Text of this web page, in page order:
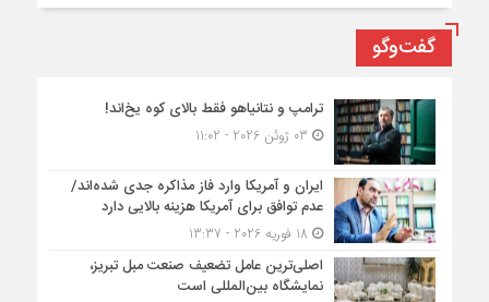
گفت‌وگو
ترامپ و نتانیاهو فقط بالای کوه یخ‌اند!
ایران و آمریکا وارد فاز مذاکره جدی شده‌اند/
عدم توافق برای آمریکا هزینه بالایی دارد
اصلی‌ترین عامل تضعیف صنعت مبل تبریز،
نمایشگاه بین‌المللی است